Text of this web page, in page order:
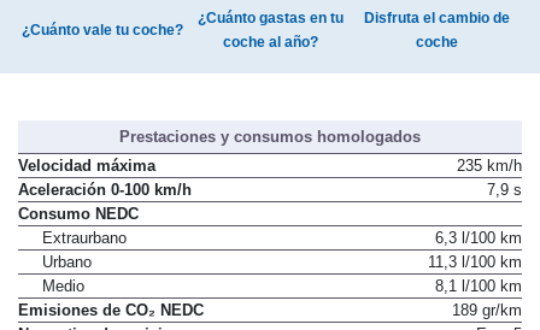
¿Cuánto vale tu coche?
¿Cuánto gastas en tu
coche al año?
Disfruta el cambio de
coche
Prestaciones y consumos homologados
Velocidad máxima
235 km/h
Aceleración 0-100 km/h
7,9 s
Consumo NEDC
Extraurbano
6,3 l/100 km
Urbano
11,3 l/100 km
Medio
8,1 l/100 km
Emisiones de CO₂ NEDC
189 gr/km